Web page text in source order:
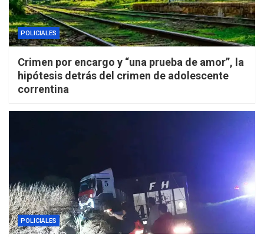
POLICIALES
Crimen por encargo y “una prueba de amor”, la
hipótesis detrás del crimen de adolescente
correntina
POLICIALES